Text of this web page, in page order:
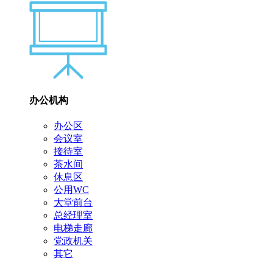
办公机构
办公区
会议室
接待室
茶水间
休息区
公用WC
大堂前台
总经理室
电梯走廊
党政机关
其它